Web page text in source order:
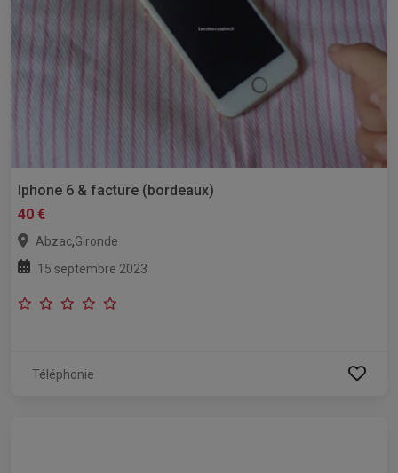
Iphone 6 & facture (bordeaux)
40 €
Abzac,Gironde
15 septembre 2023
Téléphonie